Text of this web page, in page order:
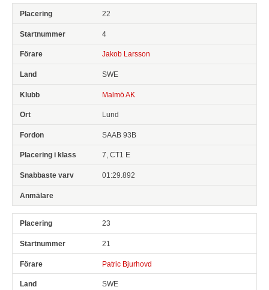
22
4
Jakob Larsson
SWE
Malmö AK
Lund
SAAB 93B
7, CT1 E
01:29.892
23
21
Patric Bjurhovd
SWE